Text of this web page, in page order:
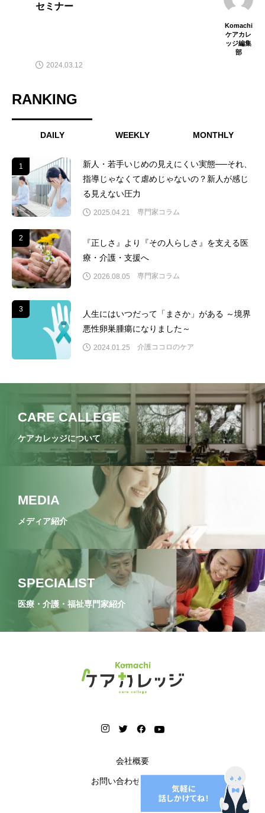
セミナー
Komachi
ケアカレ
ッジ編集
部
2024.03.12
RANKING
DAILY WEEKLY MONTHLY
1
新人・若手いじめの見えにくい実態──それ、
指導じゃなくて虐めじゃないの？新人が感じ
る見えない圧力
2025.04.21 専門家コラム
2
『正しさ』より『その人らしさ』を支える医
療・介護・支援へ
2026.08.05 専門家コラム
3
人生にはいつだって「まさか」がある ～境界
悪性卵巣腫瘍になりました～
2024.01.25 介護ココロのケア
CARE CALLEGE
ケアカレッジについて
MEDIA
メディア紹介
SPECIALIST
医療・介護・福祉専門家紹介
会社概要
お問い合わせフォーム